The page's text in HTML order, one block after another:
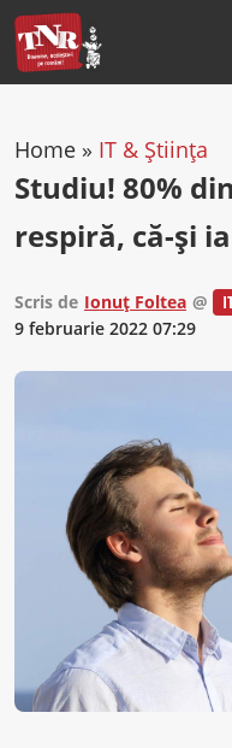
Home » IT & Știința
Studiu! 80%
respiră, că-și
Scris de Ionuț Foltea @
9 februarie 2022 07:29